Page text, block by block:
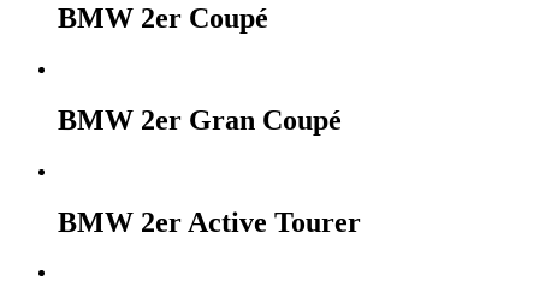
BMW 2er Coupé
BMW 2er Gran Coupé
BMW 2er Active Tourer